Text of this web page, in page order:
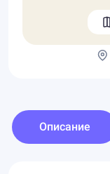
Описание